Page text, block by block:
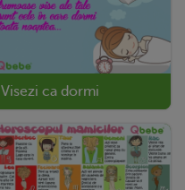
Visezi ca dormi